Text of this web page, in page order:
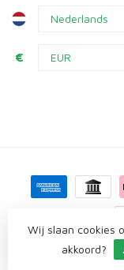
€
©
Wij slaan cookies
akkoord?